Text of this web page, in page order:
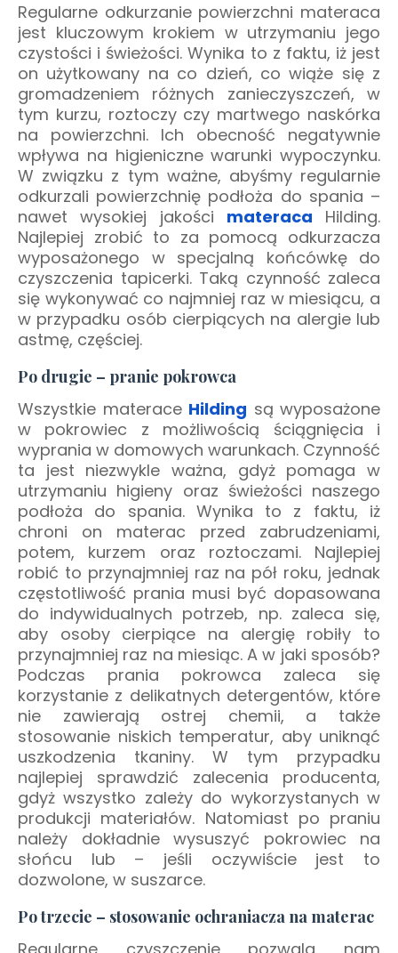
Regularne odkurzanie powierzchni materaca
jest kluczowym krokiem w utrzymaniu jego
czystości i świeżości. Wynika to z faktu, iż jest
on użytkowany na co dzień, co wiąże się z
gromadzeniem różnych zanieczyszczeń, w
tym kurzu, roztoczy czy martwego naskórka
na powierzchni. Ich obecność negatywnie
wpływa na higieniczne warunki wypoczynku.
W związku z tym ważne, abyśmy regularnie
odkurzali powierzchnię podłoża do spania –
nawet wysokiej jakości materaca Hilding.
Najlepiej zrobić to za pomocą odkurzacza
wyposażonego w specjalną końcówkę do
czyszczenia tapicerki. Taką czynność zaleca
się wykonywać co najmniej raz w miesiącu, a
w przypadku osób cierpiących na alergie lub
astmę, częściej.
Po drugie – pranie pokrowca
Wszystkie materace Hilding są wyposażone
w pokrowiec z możliwością ściągnięcia i
wyprania w domowych warunkach. Czynność
ta jest niezwykle ważna, gdyż pomaga w
utrzymaniu higieny oraz świeżości naszego
podłoża do spania. Wynika to z faktu, iż
chroni on materac przed zabrudzeniami,
potem, kurzem oraz roztoczami. Najlepiej
robić to przynajmniej raz na pół roku, jednak
częstotliwość prania musi być dopasowana
do indywidualnych potrzeb, np. zaleca się,
aby osoby cierpiące na alergię robiły to
przynajmniej raz na miesiąc. A w jaki sposób?
Podczas prania pokrowca zaleca się
korzystanie z delikatnych detergentów, które
nie zawierają ostrej chemii, a także
stosowanie niskich temperatur, aby uniknąć
uszkodzenia tkaniny. W tym przypadku
najlepiej sprawdzić zalecenia producenta,
gdyż wszystko zależy do wykorzystanych w
produkcji materiałów. Natomiast po praniu
należy dokładnie wysuszyć pokrowiec na
słońcu lub – jeśli oczywiście jest to
dozwolone, w suszarce.
Po trzecie – stosowanie ochraniacza na materac